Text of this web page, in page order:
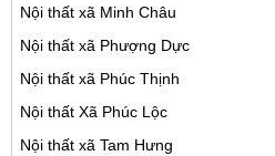
Nội thất xã Minh Châu
Nội thất xã Phượng Dực
Nội thất xã Phúc Thịnh
Nội thất Xã Phúc Lộc
Nội thất xã Tam Hưng